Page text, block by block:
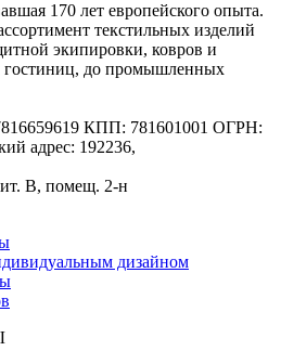
170 лет европейского опыта.
текстильных изделий
экипировки, ковров и
гостиниц, до промышленных
КПП: 781601001 ОГРН:
адрес: 192236,
В, помещ. 2-н
дизайном